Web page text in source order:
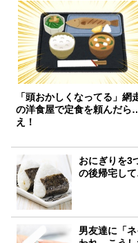
「頭おかしくなってる」網
の洋食屋で定食を頼んだら
え！
おにぎりを3
の後帰宅し
男友達に「